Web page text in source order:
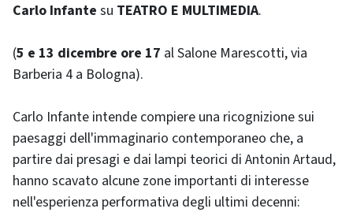
Carlo Infante su TEATRO E MULTIMEDIA.
(5 e 13 dicembre ore 17 al Salone Marescotti, via
Barberia 4 a Bologna).
Carlo Infante intende compiere una ricognizione sui
paesaggi dell'immaginario contemporaneo che, a
partire dai presagi e dai lampi teorici di Antonin Artaud,
hanno scavato alcune zone importanti di interesse
nell'esperienza performativa degli ultimi decenni: